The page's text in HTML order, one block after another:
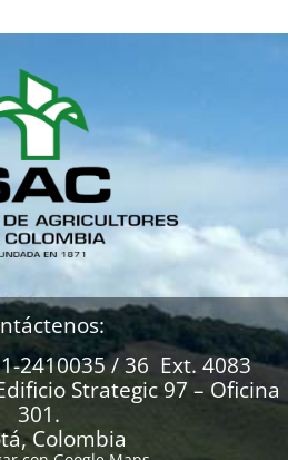
2410035 / 36 Ext. 4083
Strategic 97 – Oficina
301.
Colombia